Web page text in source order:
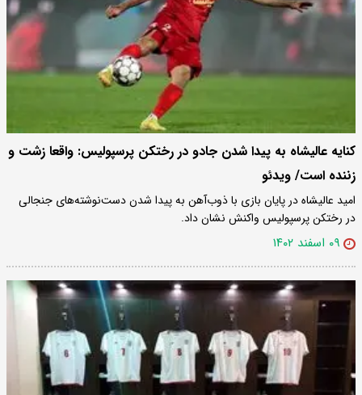
کنایه عالیشاه به پیدا شدن جادو در رختکن پرسپولیس: واقعا زشت و
زننده است/ ویدئو
امید عالیشاه در پایان بازی با ذوب‌آهن به پیدا شدن دست‌نوشته‌های جنجالی
در رختکن پرسپولیس واکنش نشان داد.
۰۹ اسفند ۱۴۰۲